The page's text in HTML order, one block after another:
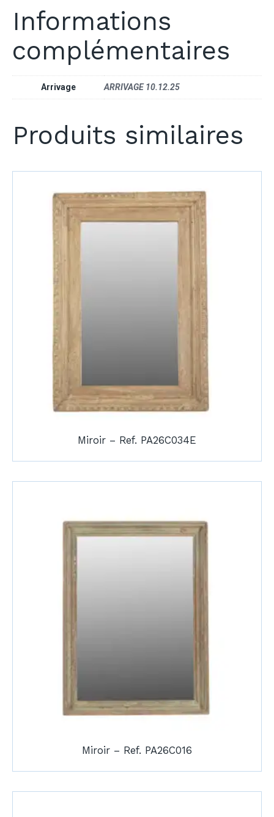
Informations
complémentaires
Arrivage ARRIVAGE 10.12.25
Produits similaires
Miroir – Ref. PA26C034E
Miroir – Ref. PA26C016